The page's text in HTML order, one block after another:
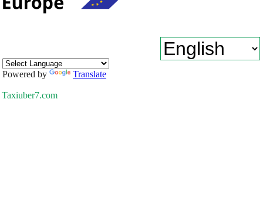
Powered by Translate
Taxiuber7.com